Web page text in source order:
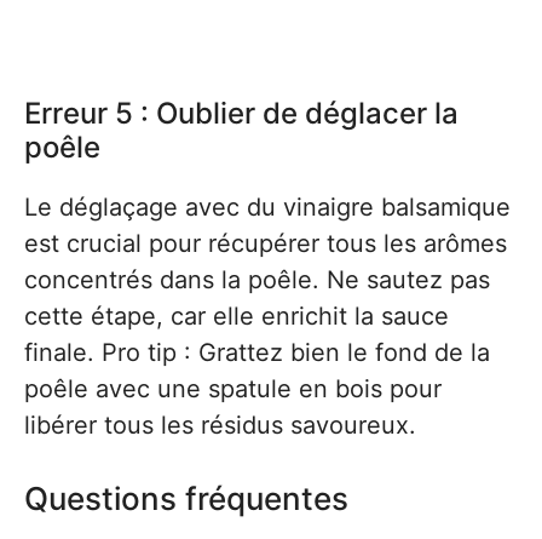
Erreur 5 : Oublier de déglacer la
poêle
Le déglaçage avec du vinaigre balsamique
est crucial pour récupérer tous les arômes
concentrés dans la poêle. Ne sautez pas
cette étape, car elle enrichit la sauce
finale. Pro tip : Grattez bien le fond de la
poêle avec une spatule en bois pour
libérer tous les résidus savoureux.
Questions fréquentes